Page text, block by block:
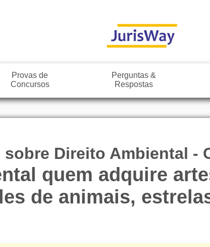
Provas de
Concursos
Perguntas &
Respostas
Direito Ambiental -
quem adquire
de animais,